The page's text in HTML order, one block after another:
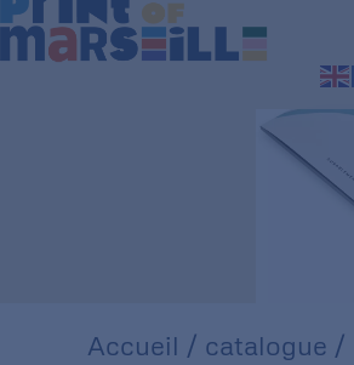
Accueil / catalogue /